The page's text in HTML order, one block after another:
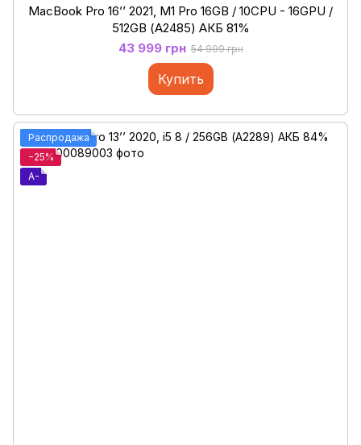
MacBook Pro 16’’ 2021, M1 Pro 16GB / 10CPU - 16GPU /
512GB (А2485) АКБ 81%
43 999 грн 54 999 грн
Купить
Распродажа
−25%
A-